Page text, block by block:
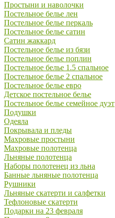
Простыни и наволочки
Постельное белье лен
Постельное белье перкаль
Постельное белье сатин
Сатин жаккард
Постельное белье из бязи
Постельное белье поплин
Постельное белье 1.5 спальное
Постельное белье 2 спальное
Постельное белье евро
Детское постельное белье
Постельное белье семейное дуэт
Подушки
Одеяла
Покрывала и пледы
Махровые простыни
Махровые полотенца
Льняные полотенца
Наборы полотенец из льна
Банные льняные полотенца
Рушники
Льняные скатерти и салфетки
Тефлоновые скатерти
Подарки на 23 февраля